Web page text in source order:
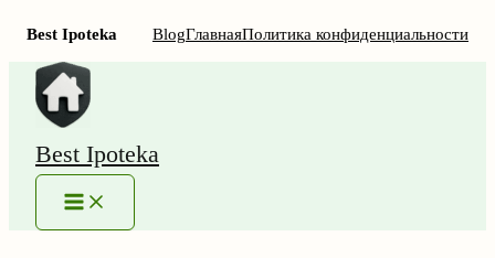
Best Ipoteka BlogГлавнаяПолитика конфиденциальности
Перейти
содержимому
Best Ipoteka
MAIN
MENU